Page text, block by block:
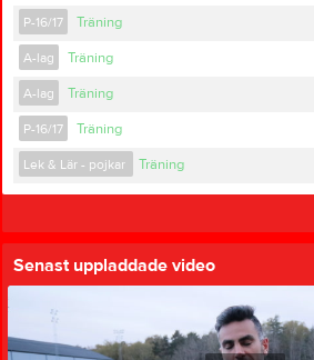
P-16/17 Träning
A-lag Träning
A-lag Träning
P-16/17 Träning
Lek & Lär - pojkar Träning
Senast uppladdade video